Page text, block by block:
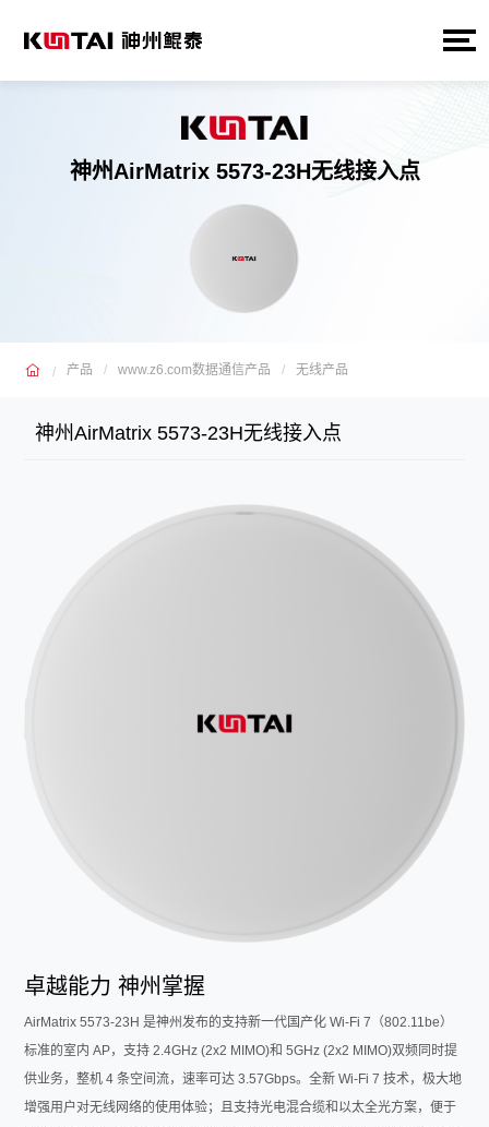
神州AirMatrix 5573-23H无线接入点
产品 www.z6.com数据通信产品 无线产品
神州AirMatrix 5573-23H无线接入点
卓越能力 神州掌握
AirMatrix 5573-23H 是神州发布的支持新一代国产化 Wi-Fi 7（802.11be）
标准的室内 AP，支持 2.4GHz (2x2 MIMO)和 5GHz (2x2 MIMO)双频同时提
供业务，整机 4 条空间流，速率可达 3.57Gbps。全新 Wi-Fi 7 技术，极大地
增强用户对无线网络的使用体验；且支持光电混合缆和以太全光方案，便于